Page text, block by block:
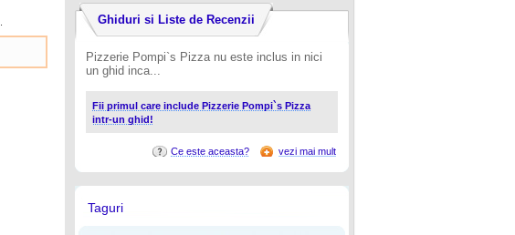
Ghiduri si Liste de Recenzii
Pizzerie Pompi`s Pizza nu este inclus in nici
un ghid inca...
Fii primul care include Pizzerie Pompi`s Pizza
intr-un ghid!
Ce este aceasta? vezi mai mult
Taguri